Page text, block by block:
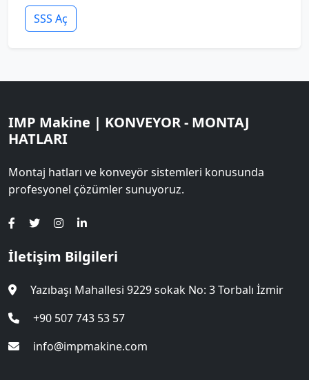
SSS Aç
IMP Makine | KONVEYOR - MONTAJ
HATLARI
Montaj hatları ve konveyör sistemleri konusunda
profesyonel çözümler sunuyoruz.
İletişim Bilgileri
Yazıbaşı Mahallesi 9229 sokak No: 3 Torbalı İzmir
+90 507 743 53 57
info@impmakine.com